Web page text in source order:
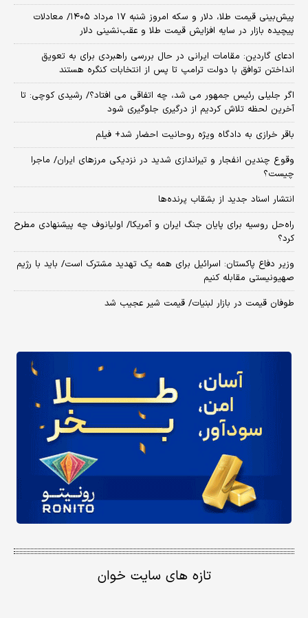
پیش‌بینی قیمت طلا، دلار و سکه امروز شنبه ۱۷ مرداد ۱۴۰۵/ معادلات
پیچیده بازار در سایه افزایش قیمت طلا و عقب‌نشینی دلار
ادعای گاردین: مقامات ایرانی در حال بررسی راهبردی برای به تعویق
انداختن توافق با دولت ترامپ تا پس از انتخابات کنگره هستند
اگر جلیلی رئیس جمهور می شد، چه اتفاقی می افتاد؟/ رشیدی کوچی: تا
آخرین لحظه تلاش کردیم از درگیری جلوگیری شود
باقر خرازی به دادگاه ویژه روحانیت احضار شد+ فیلم
وقوع چندین انفجار و تیراندازی شدید در نزدیکی مرز‌های ایران/ ماجرا
چیست؟
انتشار اسناد جدید از بشقاب پرنده‌ها
راه‌حل روسیه برای پایان جنگ ایران و آمریکا/ اولیانوف چه پیشنهادی مطرح
کرد؟
وزیر دفاع پاکستان: اسرائیل برای همه یک تهدید مشترک است/ باید با رژیم
صهیونیستی مقابله کنیم
طوفان قیمت در بازار لبنیات/ قیمت شیر عجیب شد
تازه های سایت خوان